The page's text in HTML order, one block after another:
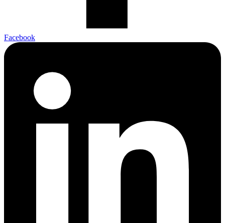
Facebook